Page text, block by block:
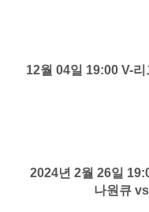
12월 04일 19:00 V-
2024년 2월 26일
나원큐